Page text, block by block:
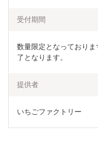
受付期間
数量限定となっており
了となります。
提供者
いちごファクトリー